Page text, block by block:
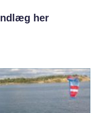
her